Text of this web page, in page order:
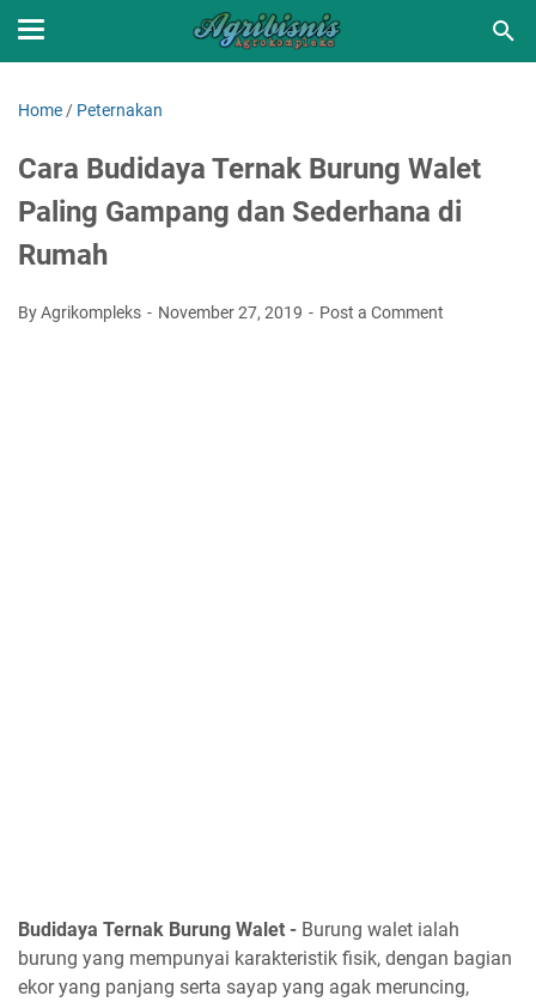
Home / Peternakan
Cara Budidaya Ternak Burung Walet
Paling Gampang dan Sederhana di
Rumah
By Agrikompleks November 27, 2019 Post a Comment
Budidaya Ternak Burung Walet - Burung walet ialah
burung yang mempunyai karakteristik fisik, dengan bagian
ekor yang panjang serta sayap yang agak meruncing,